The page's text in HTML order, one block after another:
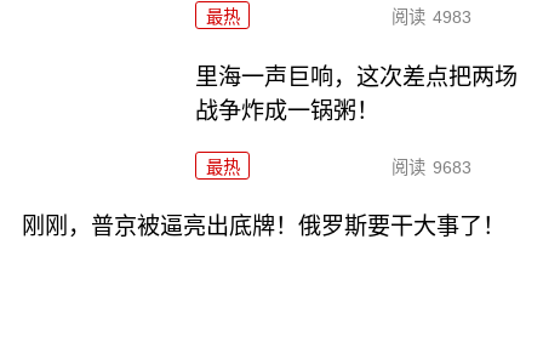
最热 阅读 4983
里海一声巨响，这次差点把两场
战争炸成一锅粥！
最热 阅读 9683
刚刚，普京被逼亮出底牌！俄罗斯要干大事了！